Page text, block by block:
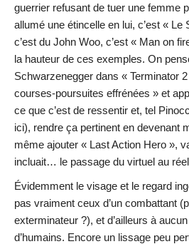
guerrier refusant de tuer une femme
allumé une étincelle en lui, c’est « Le
c’est du John Woo, c’est « Man on
la hauteur de ces exemples. On
Schwarzenegger dans « Terminator
courses-poursuites effrénées » et
ce que c’est de ressentir et, tel
ici), rendre ça pertinent en devenant
même ajouter « Last Action Hero »,
incluait… le passage du virtuel au
Évidemment le visage et le regard
pas vraiment ceux d’un combattant
exterminateur ?), et d’ailleurs à
d’humains. Encore un lissage peu